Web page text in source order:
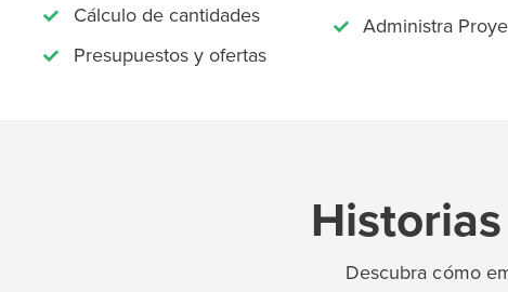
Cálculo de cantidades
Presupuestos y ofertas
Administra
Descubra cómo